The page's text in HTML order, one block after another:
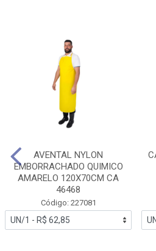
AVENTAL NYLON
EMBORRACHADO QUIMICO
AMARELO 120X70CM CA
46468
Código: 227081